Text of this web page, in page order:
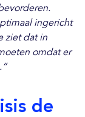
ingericht
ziet dat in
omdat er
de